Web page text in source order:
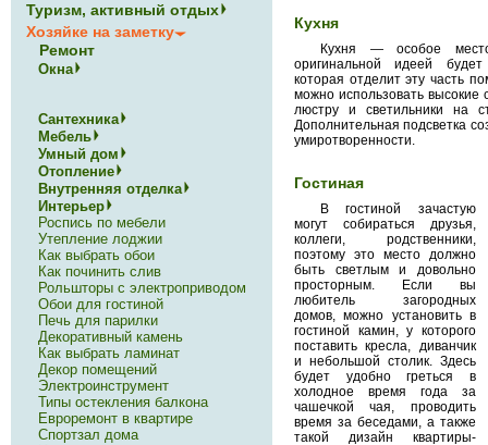
Кухня
Кухня — особое
оригинальной идеей
которая отделит эту часть
можно использовать высокие
люстру и светильники на
Дополнительная подсветка
умиротворенности.
Гостиная
В гостиной зачастую
могут собираться друзья,
коллеги, родственники,
поэтому это место должно
быть светлым и довольно
просторным. Если вы
любитель загородных
домов, можно установить в
гостиной камин, у которого
поставить кресла, диванчик
и небольшой столик. Здесь
будет удобно греться в
холодное время года за
чашечкой чая, проводить
время за беседами, а также
такой дизайн квартиры-
Туризм, активный отдых
Хозяйке на заметку
Ремонт
Окна
Сантехника
Мебель
Умный дом
Отопление
Внутренняя отделка
Интерьер
Роспись по мебели
Утепление лоджии
Как выбрать обои
Как починить слив
Рольшторы с электроприводом
Обои для гостиной
Печь для парилки
Декоративный камень
Как выбрать ламинат
Декор помещений
Электроинструмент
Типы остекления балкона
Евроремонт в квартире
Спортзал дома